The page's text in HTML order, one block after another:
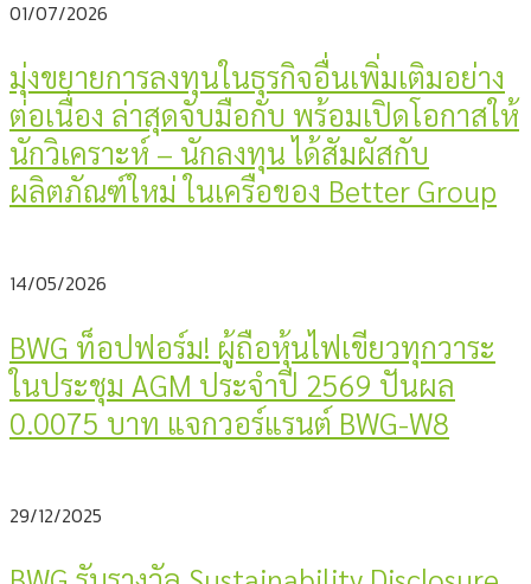
01/07/2026
มุ่งขยายการลงทุนในธุรกิจอื่นเพิ่มเติมอย่าง
ต่อเนื่อง ล่าสุดจับมือกับ พร้อมเปิดโอกาสให้
นักวิเคราะห์ – นักลงทุน ได้สัมผัสกับ
ผลิตภัณฑ์ใหม่ ในเครือของ Better Group
14/05/2026
BWG ท็อปฟอร์ม! ผู้ถือหุ้นไฟเขียวทุกวาระ
ในประชุม AGM ประจำปี 2569 ปันผล
0.0075 บาท แจกวอร์แรนต์ BWG-W8
29/12/2025